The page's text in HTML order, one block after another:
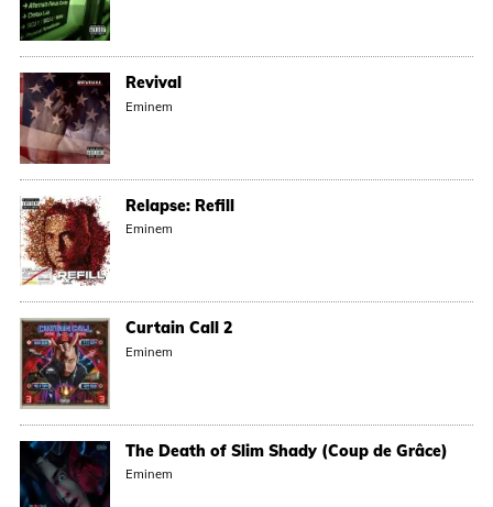
Revival
Eminem
Relapse: Refill
Eminem
Curtain Call 2
Eminem
The Death of Slim Shady (Coup de Grâce)
Eminem